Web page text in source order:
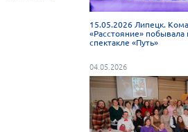
15.05.2026 Липецк.
«Расстояние» побывала
спектакле «Путь»
04.05.2026